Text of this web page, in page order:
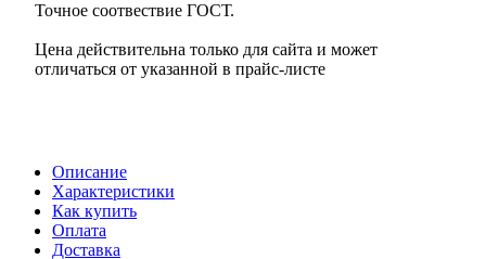
Точное соотвествие ГОСТ.
Цена действительна только для сайта и может
отличаться от указанной в прайс-листе
Описание
Характеристики
Как купить
Оплата
Доставка